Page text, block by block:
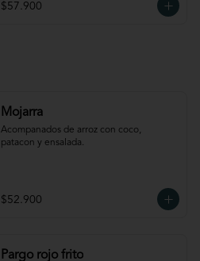
$57.900
Mojarra
Acompanados de arroz con coco,
patacon y ensalada.
$52.900
Pargo rojo frito